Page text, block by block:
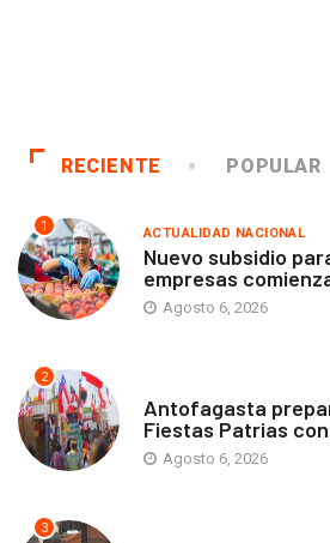
RECIENTE POPULAR
1 ACTUALIDAD NACIONAL
Nuevo subsidio
empresas
Agosto 6, 2026
2
Antofagasta
Fiestas Patrias
Agosto 6, 2026
3